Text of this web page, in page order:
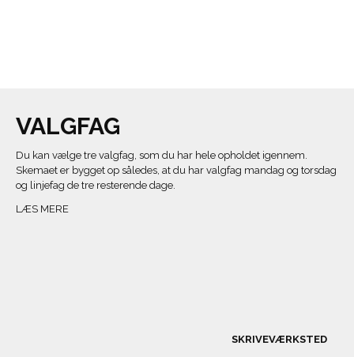
VALGFAG
Du kan vælge tre valgfag, som du har hele opholdet igennem.
Skemaet er bygget op således, at du har valgfag mandag og torsdag
og linjefag de tre resterende dage.
LÆS MERE
SKRIVEVÆRKSTED